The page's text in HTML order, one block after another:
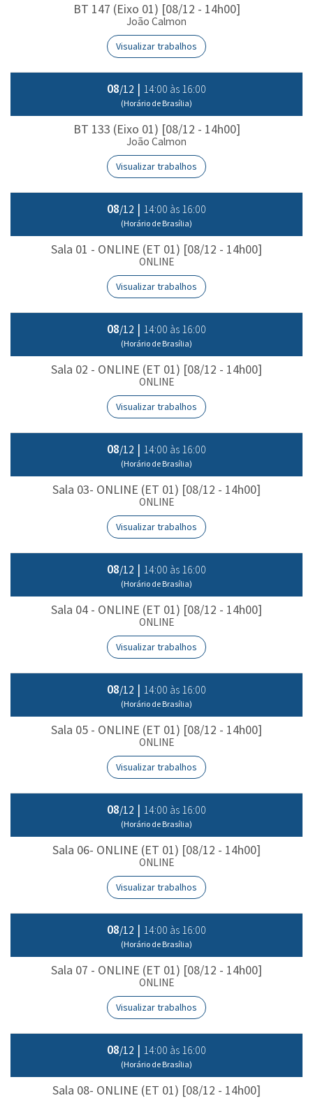
BT 147 (Eixo 01) [08/12 - 14h00]
João Calmon
Visualizar trabalhos
08/12 | 14:00 às 16:00
(Horário de Brasília)
BT 133 (Eixo 01) [08/12 - 14h00]
João Calmon
Visualizar trabalhos
08/12 | 14:00 às 16:00
(Horário de Brasília)
Sala 01 - ONLINE (ET 01) [08/12 - 14h00]
ONLINE
Visualizar trabalhos
08/12 | 14:00 às 16:00
(Horário de Brasília)
Sala 02 - ONLINE (ET 01) [08/12 - 14h00]
ONLINE
Visualizar trabalhos
08/12 | 14:00 às 16:00
(Horário de Brasília)
Sala 03- ONLINE (ET 01) [08/12 - 14h00]
ONLINE
Visualizar trabalhos
08/12 | 14:00 às 16:00
(Horário de Brasília)
Sala 04 - ONLINE (ET 01) [08/12 - 14h00]
ONLINE
Visualizar trabalhos
08/12 | 14:00 às 16:00
(Horário de Brasília)
Sala 05 - ONLINE (ET 01) [08/12 - 14h00]
ONLINE
Visualizar trabalhos
08/12 | 14:00 às 16:00
(Horário de Brasília)
Sala 06- ONLINE (ET 01) [08/12 - 14h00]
ONLINE
Visualizar trabalhos
08/12 | 14:00 às 16:00
(Horário de Brasília)
Sala 07 - ONLINE (ET 01) [08/12 - 14h00]
ONLINE
Visualizar trabalhos
08/12 | 14:00 às 16:00
(Horário de Brasília)
Sala 08- ONLINE (ET 01) [08/12 - 14h00]